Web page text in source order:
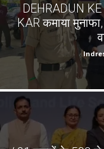
DEHRADUN KE
KAR कमाया